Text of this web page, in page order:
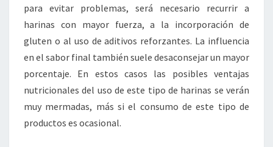
para evitar problemas, será necesario recurrir a
harinas con mayor fuerza, a la incorporación de
gluten o al uso de aditivos reforzantes. La influencia
en el sabor final también suele desaconsejar un mayor
porcentaje. En estos casos las posibles ventajas
nutricionales del uso de este tipo de harinas se verán
muy mermadas, más si el consumo de este tipo de
productos es ocasional.